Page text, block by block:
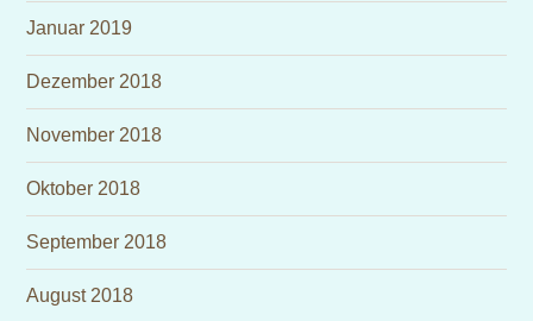
Januar 2019
Dezember 2018
November 2018
Oktober 2018
September 2018
August 2018